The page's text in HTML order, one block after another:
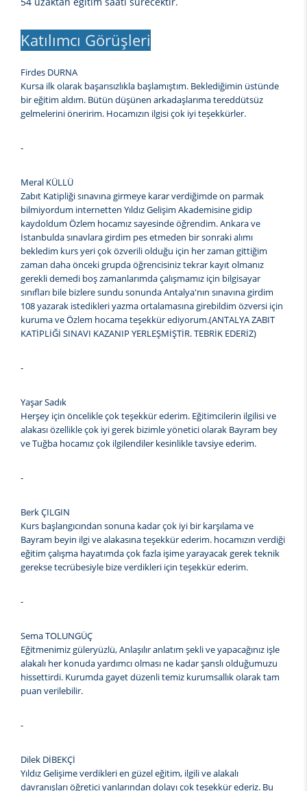
Katılımcı Görüşleri
Firdes DURNA
Kursa ilk olarak başarısızlıkla başlamıştım. Beklediğimin üstünde
bir eğitim aldım. Bütün düşünen arkadaşlarıma tereddütsüz
gelmelerini öneririm. Hocamızın ilgisi çok iyi teşekkürler.
-
Meral KÜLLÜ
Zabıt Katipliği sınavına girmeye karar verdiğimde on parmak
bilmiyordum internetten Yıldız Gelişim Akademisine gidip
kaydoldum Özlem hocamız sayesinde öğrendim. Ankara ve
İstanbulda sınavlara girdim pes etmeden bir sonraki alımı
bekledim kurs yeri çok özverili olduğu için her zaman gittiğim
zaman daha önceki grupda öğrencisiniz tekrar kayıt olmanız
gerekli demedi boş zamanlarımda çalışmamız için bilgisayar
sınıfları bile bizlere sundu sonunda Antalya'nın sınavına girdim
108 yazarak istedikleri yazma ortalamasına girebildim özversi için
kuruma ve Özlem hocama teşekkür ediyorum.(ANTALYA ZABIT
KATİPLİĞİ SINAVI KAZANIP YERLEŞMİŞTİR. TEBRİK EDERİZ)
-
Yaşar Sadık
Herşey için öncelikle çok teşekkür ederim. Eğitimcilerin ilgilisi ve
alakası özellikle çok iyi gerek bizimle yönetici olarak Bayram bey
ve Tuğba hocamız çok ilgilendiler kesinlikle tavsiye ederim.
-
Berk ÇILGIN
Kurs başlangıcından sonuna kadar çok iyi bir karşılama ve
Bayram beyin ilgi ve alakasına teşekkür ederim. hocamızın verdiği
eğitim çalışma hayatımda çok fazla işime yarayacak gerek teknik
gerekse tecrübesiyle bize verdikleri için teşekkür ederim.
-
Sema TOLUNGÜÇ
Eğitmenimiz güleryüzlü, Anlaşılır anlatım şekli ve yapacağınız işle
alakalı her konuda yardımcı olması ne kadar şanslı olduğumuzu
hissettirdi. Kurumda gayet düzenli temiz kurumsallık olarak tam
puan verilebilir.
-
Dilek DİBEKÇİ
Yıldız Gelişime verdikleri en güzel eğitim, ilgili ve alakalı
davranışları öğretici yanlarından dolayı çok teşekkür ederiz. Bu